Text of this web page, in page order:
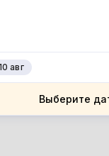
авг
Выберите